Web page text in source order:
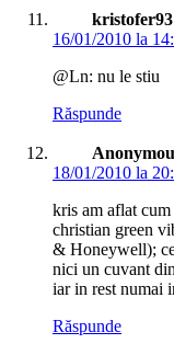
kristofer93
16/01/2010 la
@Ln: nu le stiu
Răspunde
18/01/2010 la
kris am aflat
christian green
& Honeywell);
nici un cuvant
iar in rest numai
Răspunde